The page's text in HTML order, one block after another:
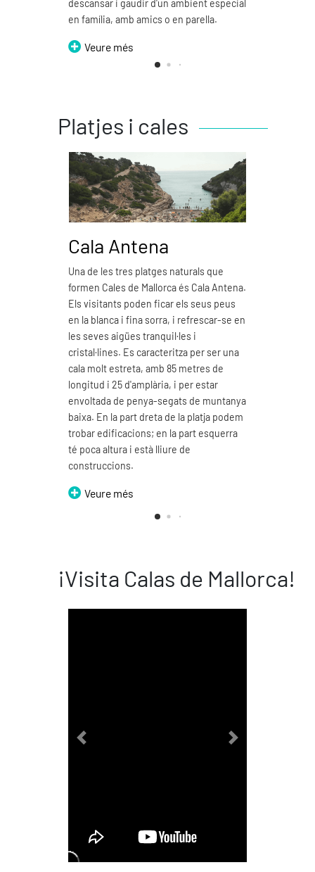
descansar i gaudir d'un ambient especial
en família, amb amics o en parella.
Veure més
Platjes i cales
Cala Antena
Una de les tres platges naturals que
formen Cales de Mallorca és Cala Antena.
Els visitants poden ficar els seus peus
en la blanca i fina sorra, i refrescar-se en
les seves aigües tranquil·les i
cristal·lines. Es caracteritza per ser una
cala molt estreta, amb 85 metres de
longitud i 25 d'amplària, i per estar
envoltada de penya-segats de muntanya
baixa. En la part dreta de la platja podem
trobar edificacions; en la part esquerra
té poca altura i està lliure de
construccions.
Veure més
¡Visita Calas de Mallorca!
Previous Next